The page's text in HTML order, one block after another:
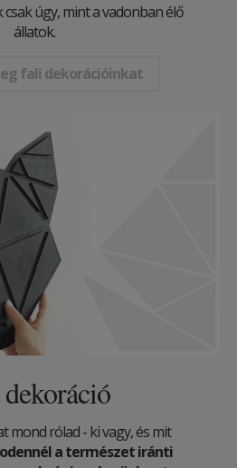
csak úgy, mint a vadonban élő
állatok.
fali dekorációinkat
mond rólad - ki vagy, és mit
a természet iránti